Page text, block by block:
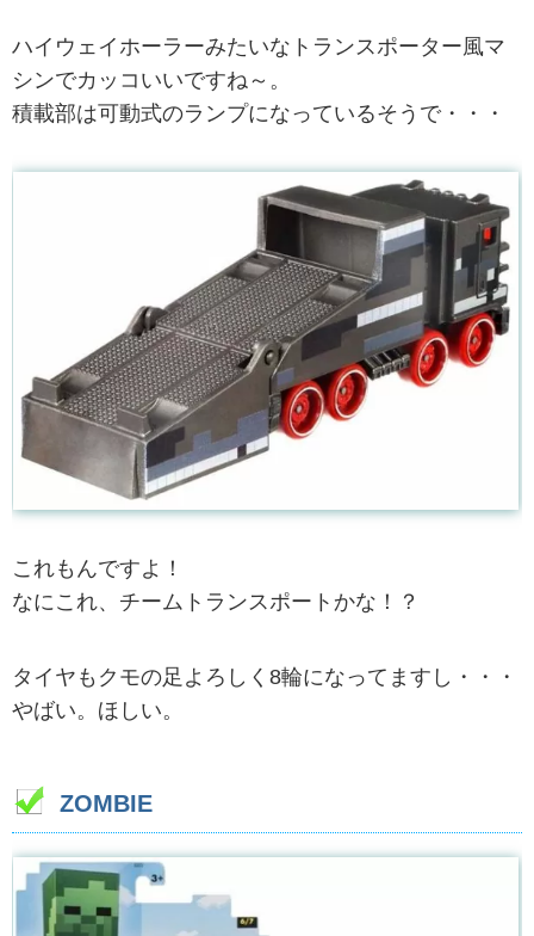
ハイウェイホーラーみたいなトランスポーター風マ
シンでカッコいいですね～。
積載部は可動式のランプになっているそうで・・・
これもんですよ！
なにこれ、チームトランスポートかな！？
タイヤもクモの足よろしく8輪になってますし・・・
やばい。ほしい。
ZOMBIE